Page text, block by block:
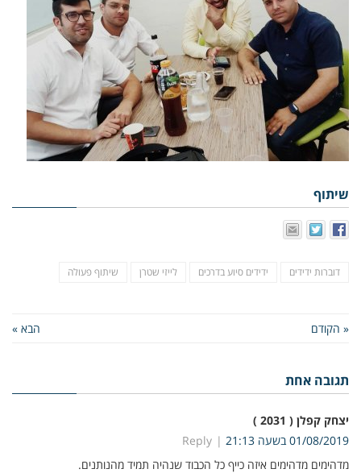
שיתוף
דוברות ידידים ידידים סיוע בדרכים לייזי שטרן שיתוף פעולה
« הקודם הבא »
תגובה אחת
יצחק קפלן ( 2031 )
01/08/2019 בשעה 21:13
Reply
מדהימים מדהימים איזה כייף כל הכבוד שנהיה תמיד מהנותנים.